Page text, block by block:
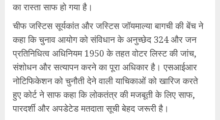
का रास्ता साफ हो गया है।
चीफ जस्टिस सूर्यकांत और जस्टिस जॉयमाल्या बागची की बेंच ने
कहा कि चुनाव आयोग को संविधान के अनुच्छेद 324 और जन
प्रतिनिधित्व अधिनियम 1950 के तहत वोटर लिस्ट की जांच,
संशोधन और सत्यापन करने का पूरा अधिकार है। एसआईआर
नोटिफिकेशन को चुनौती देने वाली याचिकाओं को खारिज करते
हुए कोर्ट ने साफ कहा कि लोकतंत्र की मजबूती के लिए साफ,
पारदर्शी और अपडेटेड मतदाता सूची बेहद जरूरी है।